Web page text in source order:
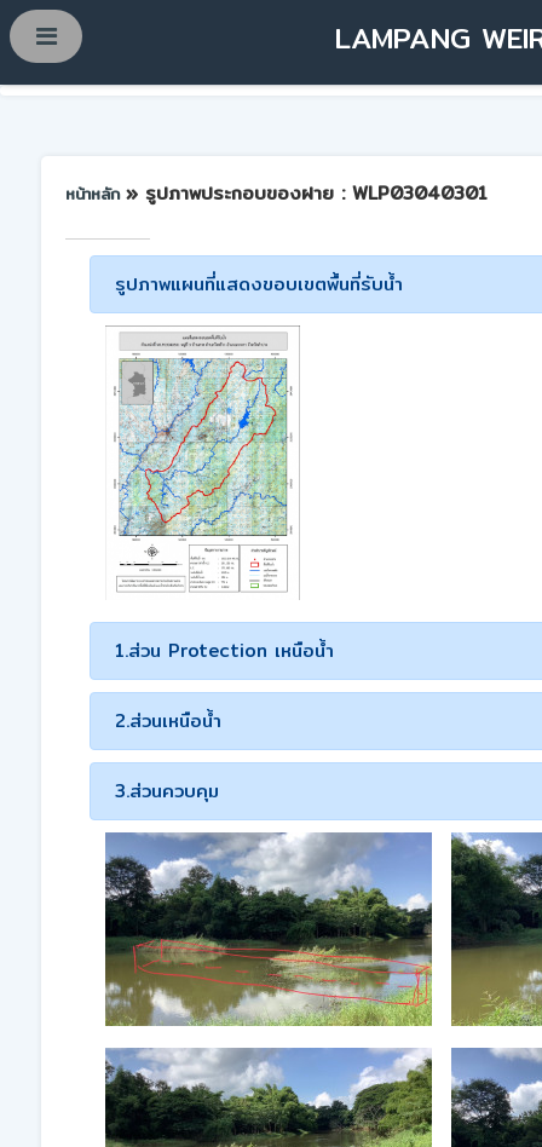
LAMPANG
หน้าหลัก » รูปภาพประกอบของฝาย : WLP03040301
รูปภาพแผนที่แสดงขอบเขตพื้นที่รับน้ำ
1.ส่วน Protection เหนือน้ำ
2.ส่วนเหนือน้ำ
3.ส่วนควบคุม